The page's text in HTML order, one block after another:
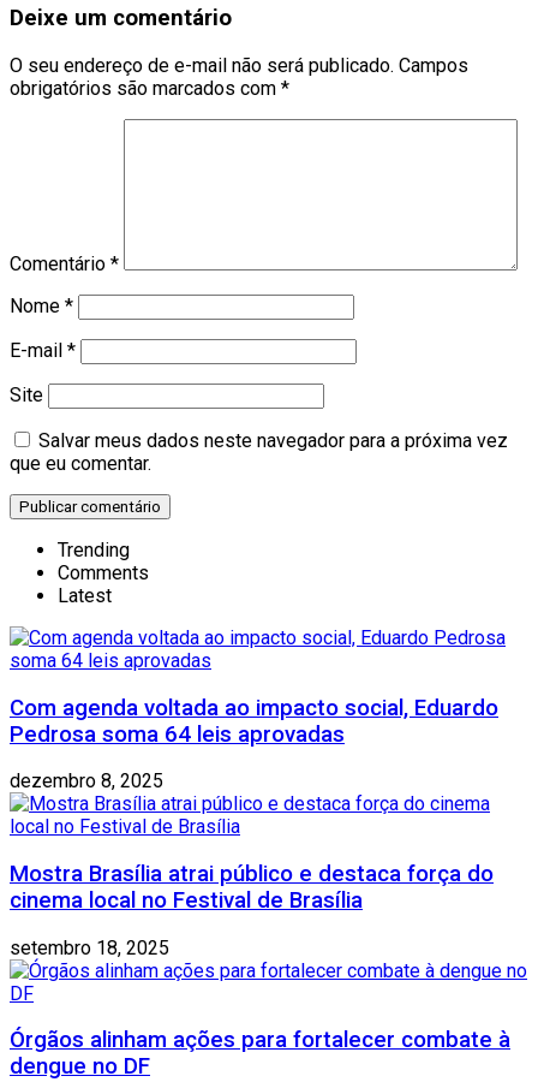
Deixe um comentário
O seu endereço de e-mail não será publicado. Campos
obrigatórios são marcados com *
Comentário *
Nome *
E-mail *
Site
Salvar meus dados neste navegador para a próxima vez
que eu comentar.
Trending
Comments
Latest
Com agenda voltada ao impacto social, Eduardo
Pedrosa soma 64 leis aprovadas
dezembro 8, 2025
Mostra Brasília atrai público e destaca força do
cinema local no Festival de Brasília
setembro 18, 2025
Órgãos alinham ações para fortalecer combate à
dengue no DF